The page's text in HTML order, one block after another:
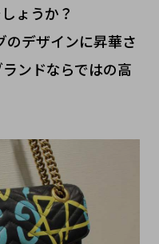
ょうか？
のデザインに昇華さ
ンドならではの高